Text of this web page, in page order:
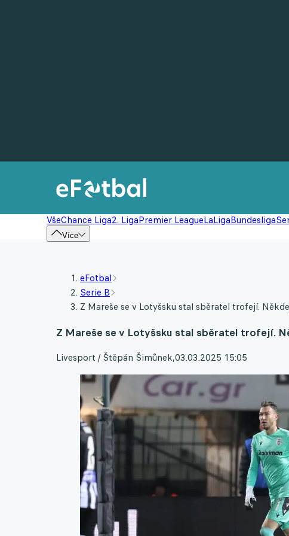
VšeChance Liga2. LigaPremier LeagueLaLigaBundesliga
Více
eFotbal
Serie B
Z Mareše se v Lotyšsku stal sběratel trofejí.
Z Mareše se v Lotyšsku stal sběratel trofejí.
Livesport / Štěpán Šimůnek,03.03.2025 15:05